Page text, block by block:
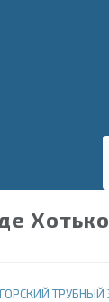
ТРУБНЫЙ